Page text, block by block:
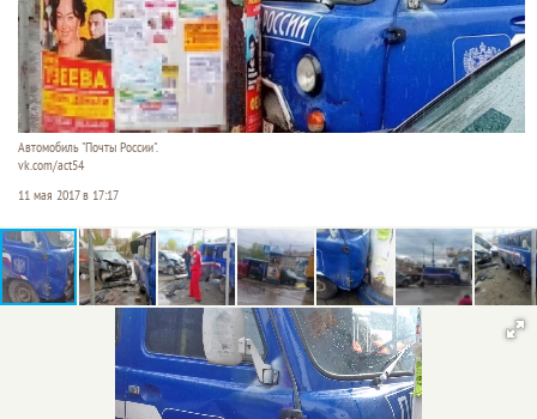
Автомобиль "Почты России".
vk.com/act54
11 мая 2017 в 17:17